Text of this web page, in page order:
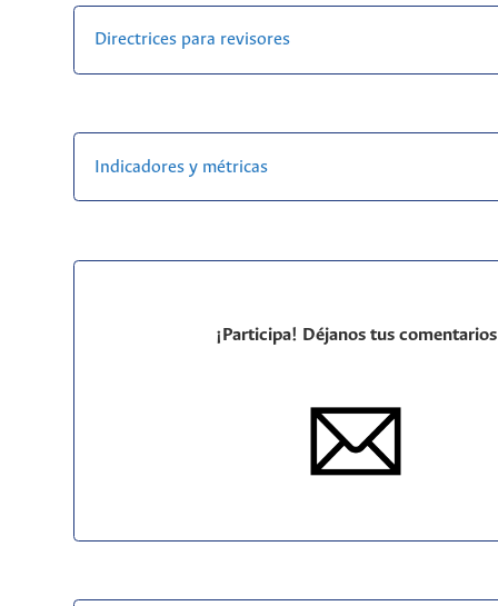
Directrices para revisores
Indicadores y métricas
¡Participa! Déjanos tus comentarios